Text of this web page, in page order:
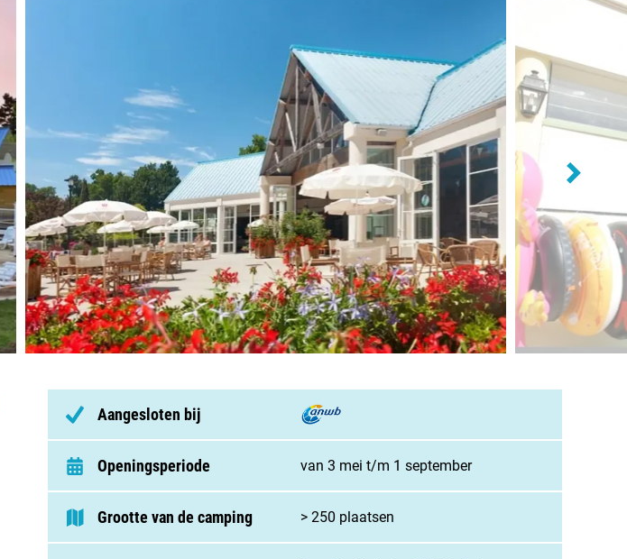
informatie over …
Nederland
België
Luxemburg
Frankrijk
Zwitserland
Over Campingzoeker
Veel gestelde vragen
Meld mijn camping aan
Samenwerken / adverteren
Aangesloten bij
Openingsperiode van 3 mei t/m 1 september
Grootte van de camping > 250 plaatsen